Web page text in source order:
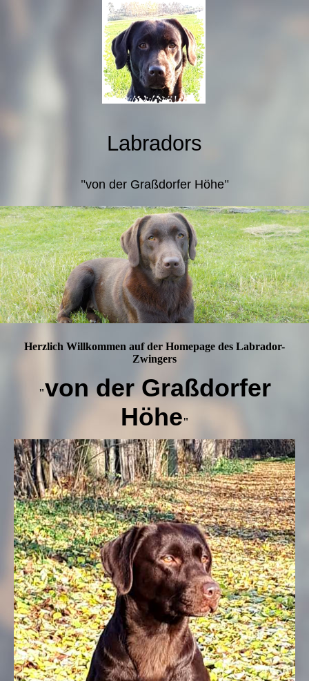
Labradors
"von der Graßdorfer Höhe"
Herzlich Willkommen auf der Homepage des Labrador-
Zwingers
"von der Graßdorfer
Höhe"